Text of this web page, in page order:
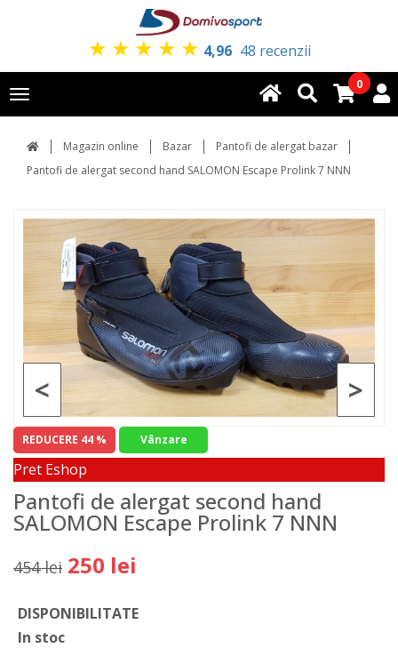
★ ★ ★ ★ ★ 4,96 48 recenzii
Toggle
navigation
0
Magazin online Bazar
Pantofi de alergat bazar
Pantofi de alergat second hand SALOMON Escape Prolink 7 NNN
>
<
REDUCERE 44 % Vânzare
Pret Eshop
Pantofi de alergat second hand
SALOMON Escape Prolink 7 NNN
454 lei 250 lei
DISPONIBILITATE
In stoc